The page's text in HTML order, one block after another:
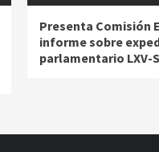
Presenta Comisión
informe sobre
parlamentario LXV-